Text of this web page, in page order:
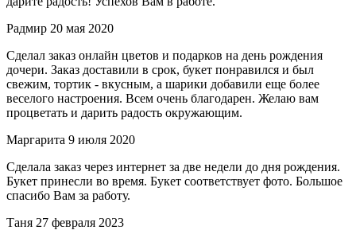
Радмир 20 мая 2020
Сделал заказ онлайн цветов и подарков на день рождения
дочери. Заказ доставили в срок, букет понравился и был
свежим, тортик - вкусным, а шарики добавили еще более
веселого настроения. Всем очень благодарен. Желаю вам
процветать и дарить радость окружающим.
Маргарита 9 июля 2020
Сделала заказ через интернет за две недели до дня рождения.
Букет принесли во время. Букет соответствует фото. Большое
спасибо Вам за работу.
Таня 27 февраля 2023